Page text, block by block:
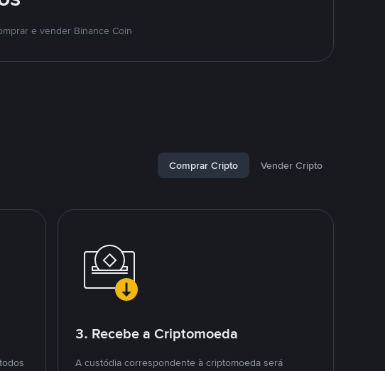
e vender Binance Coin
Comprar Cripto Vender Cripto
3. Recebe a Criptomoeda
A custódia correspondente à criptomoeda será